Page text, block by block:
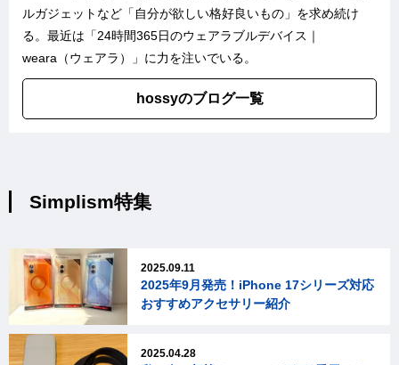
ルガジェットなど「自分が欲しい格好良いもの」を求め続け
る。最近は「24時間365日のウェアラブルデバイス｜
weara（ウェアラ）
」に力を注いでいる。
hossyのブログ一覧
Simplism特集
2025.09.11
2025年9月発売！iPhone 17シリーズ対応
おすすめアクセサリー紹介
2025.04.28